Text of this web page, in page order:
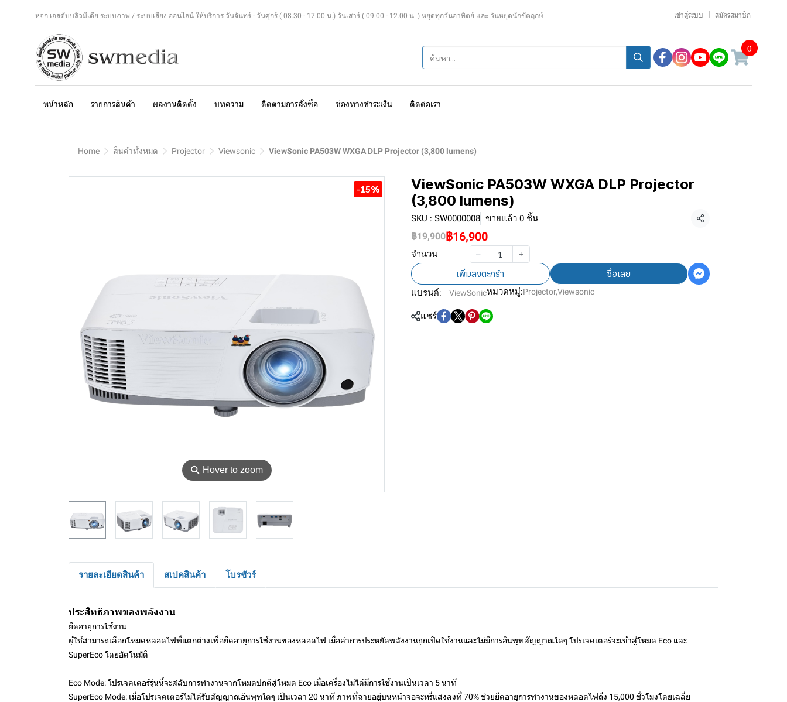
หจก.เอสดับบลิวมีเดีย ระบบภาพ / ระบบเสียง ออนไลน์ ให้บริการ วันจันทร์ - วันศุกร์ ( 08.30 - 17.00 น.) วันเสาร์ ( 09.00 - 12.00 น. ) หยุดทุกวันอาทิตย์ และ วันหยุดนักขัตฤกษ์ เข้าสู่ระบบ สมัครสมาชิก
0
หน้าหลัก รายการสินค้า ผลงานติดตั้ง บทความ ติดตามการสั่งซื้อ ช่องทางชำระเงิน ติดต่อเรา
Home สินค้าทั้งหมด Projector Viewsonic ViewSonic PA503W WXGA DLP Projector (3,800 lumens)
⚲ Hover to zoom
-15%
ViewSonic PA503W WXGA DLP Projector
(3,800 lumens)
SKU : SW0000008 ขายแล้ว 0 ชิ้น แชร์
฿19,900฿16,900
จำนวน
เพิ่มลงตะกร้า ซื้อเลย
แบรนด์: ViewSonicหมวดหมู่:Projector,Viewsonic
แชร์
รายละเอียดสินค้า สเปคสินค้า โบรชัวร์
ประสิทธิภาพของพลังงาน
ยืดอายุการใช้งาน
ผู้ใช้สามารถเลือกโหมดหลอดไฟที่แตกต่างเพื่อยืดอายุการใช้งานของหลอดไฟ เมื่อค่าการประหยัดพลังงานถูกเปิดใช้งานและไม่มีการอินพุทสัญญาณใดๆ โปรเจคเตอร์จะเข้าสู่โหมด Eco และ
SuperEco โดยอัตโนมัติ
Eco Mode: โปรเจคเตอร์รุ่นนี้จะสลับการทำงานจากโหมดปกติสู่โหมด Eco เมื่อเครื่องไม่ได้มีการใช้งานเป็นเวลา 5 นาที
SuperEco Mode: เมื่อโปรเจคเตอร์ไม่ได้รับสัญญาณอินพุทใดๆ เป็นเวลา 20 นาที ภาพที่ฉายอยู่บนหน้าจอจะหรี่แสงลงที่ 70% ช่วยยืดอายุการทำงานของหลอดไฟถึง 15,000 ชั่วโมงโดยเฉลี่ย